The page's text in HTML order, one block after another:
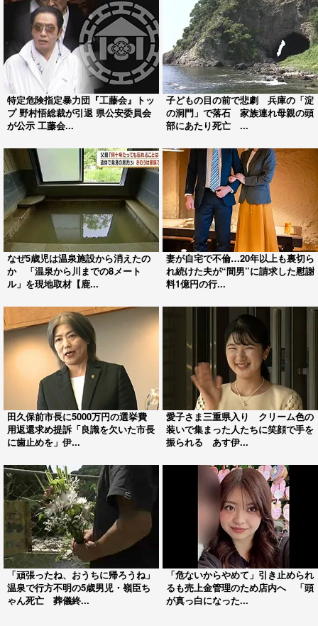
特定危険指定暴力団『工藤会』トッ
プ 野村悟総裁が引退 県公安委員会
が公示 工藤会...
子どもの目の前で悲劇 兵庫の「淀
の洞門」で落石 家族連れ母親の頭
部にあたり死亡 ...
なぜ5歳児は温泉施設から消えたの
か 「温泉から川までの8メート
ル」を現地取材【鹿...
妻が自宅で不倫…20年以上も裏切ら
れ続けた夫が“間男”に請求した慰謝
料1億円の行...
田久保前市長に5000万円の選挙費
用返還求め提訴「良識を欠いた市長
に歯止めを」伊...
愛子さま三重県入り クリーム色の
装いで集まった人たちに笑顔で手を
振られる あす伊...
「頑張ったね、おうちに帰ろうね」
温泉で行方不明の5歳男児・嶺臣ち
ゃん死亡 葬儀終...
「危ないからやめて」引き止められ
るも売上金管理のため店内へ 「頭
が真っ白になった...